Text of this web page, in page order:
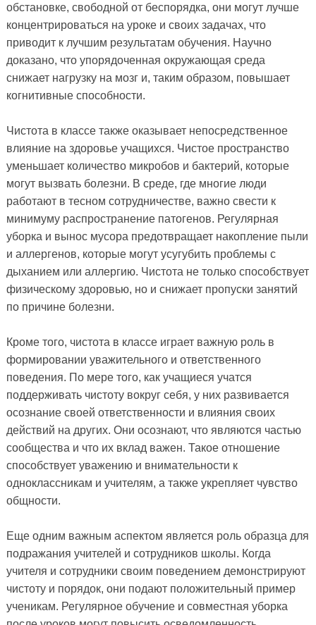
обстановке, свободной от беспорядка, они могут лучше
концентрироваться на уроке и своих задачах, что
приводит к лучшим результатам обучения. Научно
доказано, что упорядоченная окружающая среда
снижает нагрузку на мозг и, таким образом, повышает
когнитивные способности.
Чистота в классе также оказывает непосредственное
влияние на здоровье учащихся. Чистое пространство
уменьшает количество микробов и бактерий, которые
могут вызвать болезни. В среде, где многие люди
работают в тесном сотрудничестве, важно свести к
минимуму распространение патогенов. Регулярная
уборка и вынос мусора предотвращает накопление пыли
и аллергенов, которые могут усугубить проблемы с
дыханием или аллергию. Чистота не только способствует
физическому здоровью, но и снижает пропуски занятий
по причине болезни.
Кроме того, чистота в классе играет важную роль в
формировании уважительного и ответственного
поведения. По мере того, как учащиеся учатся
поддерживать чистоту вокруг себя, у них развивается
осознание своей ответственности и влияния своих
действий на других. Они осознают, что являются частью
сообщества и что их вклад важен. Такое отношение
способствует уважению и внимательности к
одноклассникам и учителям, а также укрепляет чувство
общности.
Еще одним важным аспектом является роль образца для
подражания учителей и сотрудников школы. Когда
учителя и сотрудники своим поведением демонстрируют
чистоту и порядок, они подают положительный пример
ученикам. Регулярное обучение и совместная уборка